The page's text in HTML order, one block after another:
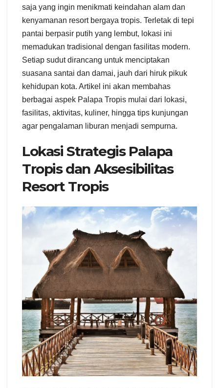
saja yang ingin menikmati keindahan alam dan
kenyamanan resort bergaya tropis. Terletak di tepi
pantai berpasir putih yang lembut, lokasi ini
memadukan tradisional dengan fasilitas modern.
Setiap sudut dirancang untuk menciptakan
suasana santai dan damai, jauh dari hiruk pikuk
kehidupan kota. Artikel ini akan membahas
berbagai aspek Palapa Tropis mulai dari lokasi,
fasilitas, aktivitas, kuliner, hingga tips kunjungan
agar pengalaman liburan menjadi sempurna.
Lokasi Strategis Palapa
Tropis dan Aksesibilitas
Resort Tropis